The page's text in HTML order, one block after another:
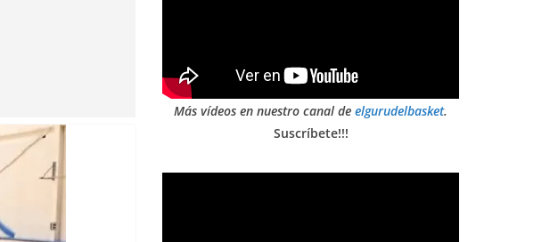
Más vídeos en nuestro canal de elgurudelbasket.
Suscríbete!!!